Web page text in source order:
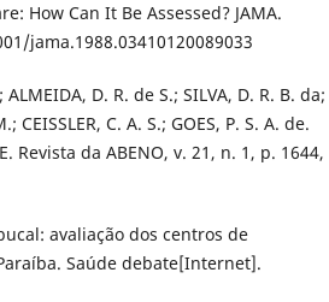
How Can It Be Assessed? JAMA.
jama.1988.03410120089033
ALMEIDA, D. R. de S.; SILVA, D. R. B. da;
CEISSLER, C. A. S.; GOES, P. S. A. de.
Revista da ABENO, v. 21, n. 1, p. 1644,
avaliação dos centros de
Saúde debate[Internet].